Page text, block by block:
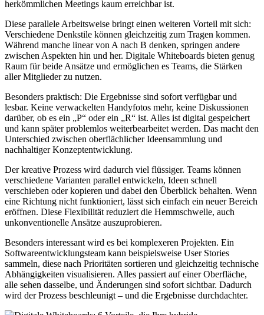
herkömmlichen Meetings kaum erreichbar ist.
Diese parallele Arbeitsweise bringt einen weiteren Vorteil mit sich:
Verschiedene Denkstile können gleichzeitig zum Tragen kommen.
Während manche linear von A nach B denken, springen andere
zwischen Aspekten hin und her. Digitale Whiteboards bieten genug
Raum für beide Ansätze und ermöglichen es Teams, die Stärken
aller Mitglieder zu nutzen.
Besonders praktisch: Die Ergebnisse sind sofort verfügbar und
lesbar. Keine verwackelten Handyfotos mehr, keine Diskussionen
darüber, ob es ein „P“ oder ein „R“ ist. Alles ist digital gespeichert
und kann später problemlos weiterbearbeitet werden. Das macht den
Unterschied zwischen oberflächlicher Ideensammlung und
nachhaltiger Konzeptentwicklung.
Der kreative Prozess wird dadurch viel flüssiger. Teams können
verschiedene Varianten parallel entwickeln, Ideen schnell
verschieben oder kopieren und dabei den Überblick behalten. Wenn
eine Richtung nicht funktioniert, lässt sich einfach ein neuer Bereich
eröffnen. Diese Flexibilität reduziert die Hemmschwelle, auch
unkonventionelle Ansätze auszuprobieren.
Besonders interessant wird es bei komplexeren Projekten. Ein
Softwareentwicklungsteam kann beispielsweise User Stories
sammeln, diese nach Prioritäten sortieren und gleichzeitig technische
Abhängigkeiten visualisieren. Alles passiert auf einer Oberfläche,
alle sehen dasselbe, und Änderungen sind sofort sichtbar. Dadurch
wird der Prozess beschleunigt – und die Ergebnisse durchdachter.